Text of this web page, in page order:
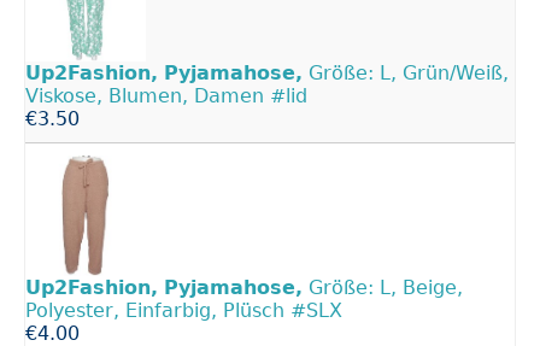
Up2Fashion, Pyjamahose, Größe: L, Grün/Weiß,
Viskose, Blumen, Damen #lid
€3.50
Up2Fashion, Pyjamahose, Größe: L, Beige,
Polyester, Einfarbig, Plüsch #SLX
€4.00